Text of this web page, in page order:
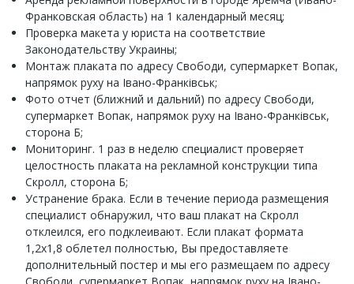
Франковская область) на 1 календарный месяц;
Проверка макета у юриста на соответствие
Законодательству Украины;
Монтаж плаката по адресу Свободи, супермаркет Вопак,
напрямок руху на Івано-Франківськ;
Фото отчет (ближний и дальний) по адресу Свободи,
супермаркет Вопак, напрямок руху на Івано-Франківськ,
сторона Б;
Мониторинг. 1 раз в неделю специалист проверяет
целостность плаката на рекламной конструкции типа
Скролл, сторона Б;
Устранение брака. Если в течение периода размещения
специалист обнаружил, что ваш плакат на Скролл
отклеился, его подклеивают. Если плакат формата
1,2x1,8 облетел полностью, Вы предоставляете
дополнительный постер и мы его размещаем по адресу